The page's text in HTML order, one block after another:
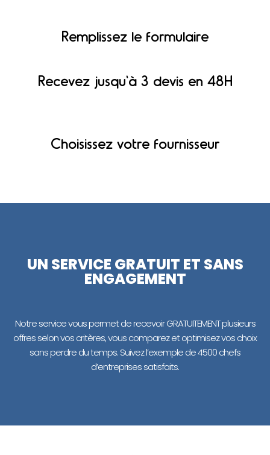
Remplissez le formulaire
Recevez jusqu'à 3 devis en 48H
Choisissez votre fournisseur
UN SERVICE GRATUIT ET SANS
ENGAGEMENT
Notre service vous permet de recevoir GRATUITEMENT plusieurs
offres selon vos critères, vous comparez et optimisez vos choix
sans perdre du temps. Suivez l’exemple de 4500 chefs
d’entreprises satisfaits.